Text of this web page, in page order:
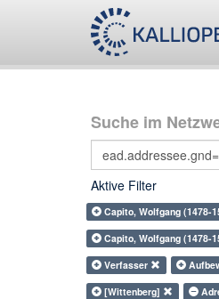
Suche im
Aktive Filter
Capito, Wolfgang (1478-
Capito, Wolfgang (1478-
Verfasser
[Wittenberg]